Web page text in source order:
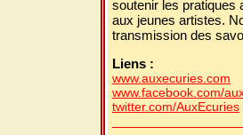
soutenir les pratiques
aux jeunes artistes.
transmission des
Liens :
www.auxecuries.com
www.facebook.com/
twitter.com/AuxEcuries